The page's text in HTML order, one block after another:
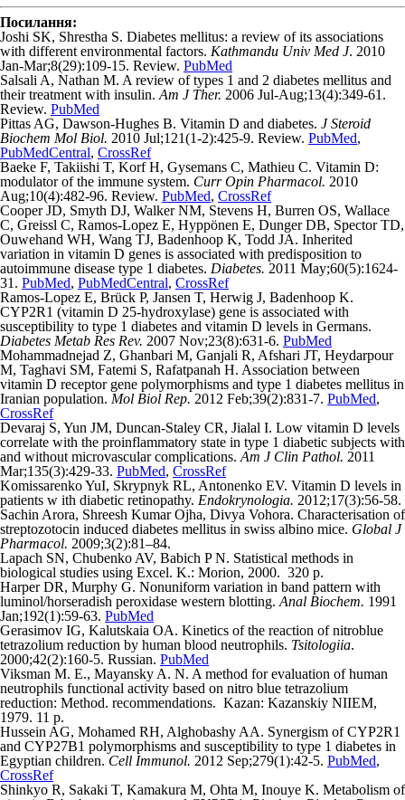
Посилання:
Joshi SK, Shrestha S. Diabetes mellitus: a review of its associations
with different environmental factors. Kathmandu Univ Med J. 2010
Jan-Mar;8(29):109-15. Review. PubMed
Salsali A, Nathan M. A review of types 1 and 2 diabetes mellitus and
their treatment with insulin. Am J Ther. 2006 Jul-Aug;13(4):349-61.
Review. PubMed
Pittas AG, Dawson-Hughes B. Vitamin D and diabetes. J Steroid
Biochem Mol Biol. 2010 Jul;121(1-2):425-9. Review. PubMed,
PubMedCentral, CrossRef
Baeke F, Takiishi T, Korf H, Gysemans C, Mathieu C. Vitamin D:
modulator of the immune system. Curr Opin Pharmacol. 2010
Aug;10(4):482-96. Review. PubMed, CrossRef
Cooper JD, Smyth DJ, Walker NM, Stevens H, Burren OS, Wallace
C, Greissl C, Ramos-Lopez E, Hyppönen E, Dunger DB, Spector TD,
Ouwehand WH, Wang TJ, Badenhoop K, Todd JA. Inherited
variation in vitamin D genes is associated with predisposition to
autoimmune disease type 1 diabetes. Diabetes. 2011 May;60(5):1624-
31. PubMed, PubMedCentral, CrossRef
Ramos-Lopez E, Brück P, Jansen T, Herwig J, Badenhoop K.
CYP2R1 (vitamin D 25-hydroxylase) gene is associated with
susceptibility to type 1 diabetes and vitamin D levels in Germans.
Diabetes Metab Res Rev. 2007 Nov;23(8):631-6. PubMed
Mohammadnejad Z, Ghanbari M, Ganjali R, Afshari JT, Heydarpour
M, Taghavi SM, Fatemi S, Rafatpanah H. Association between
vitamin D receptor gene polymorphisms and type 1 diabetes mellitus in
Iranian population. Mol Biol Rep. 2012 Feb;39(2):831-7. PubMed,
CrossRef
Devaraj S, Yun JM, Duncan-Staley CR, Jialal I. Low vitamin D levels
correlate with the proinflammatory state in type 1 diabetic subjects with
and without microvascular complications. Am J Clin Pathol. 2011
Mar;135(3):429-33. PubMed, CrossRef
Komissarenko YuI, Skrypnyk RL, Antonenko EV. Vitamin D levels in
patients w ith diabetic retinopathy. Endokrynologia. 2012;17(3):56-58.
Sachin Arora, Shreesh Kumar Ojha, Divya Vohora. Characterisation of
streptozotocin induced diabetes mellitus in swiss albino mice. Global J
Pharmacol. 2009;3(2):81–84.
Lapach SN, Chubenko AV, Babich P N. Statistical methods in
biological studies using Excel. K.: Morion, 2000. 320 p.
Harper DR, Murphy G. Nonuniform variation in band pattern with
luminol/horseradish peroxidase western blotting. Anal Biochem. 1991
Jan;192(1):59-63. PubMed
Gerasimov IG, Kalutskaia OA. Kinetics of the reaction of nitroblue
tetrazolium reduction by human blood neutrophils. Tsitologiia.
2000;42(2):160-5. Russian. PubMed
Viksman M. E., Mayansky A. N. A method for evaluation of human
neutrophils functional activity based on nitro blue tetrazolium
reduction: Method. recommendations. Kazan: Kazanskiy NIIEM,
1979. 11 p.
Hussein AG, Mohamed RH, Alghobashy AA. Synergism of CYP2R1
and CYP27B1 polymorphisms and susceptibility to type 1 diabetes in
Egyptian children. Cell Immunol. 2012 Sep;279(1):42-5. PubMed,
CrossRef
Shinkyo R, Sakaki T, Kamakura M, Ohta M, Inouye K. Metabolism of